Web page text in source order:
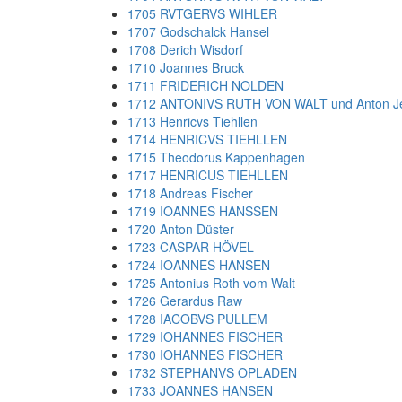
1705 RVTGERVS WIHLER
1707 Godschalck Hansel
1708 Derich Wisdorf
1710 Joannes Bruck
1711 FRIDERICH NOLDEN
1712 ANTONIVS RUTH VON WALT und Anton
1713 Henricvs Tiehllen
1714 HENRICVS TIEHLLEN
1715 Theodorus Kappenhagen
1717 HENRICUS TIEHLLEN
1718 Andreas Fischer
1719 IOANNES HANSSEN
1720 Anton Düster
1723 CASPAR HÖVEL
1724 IOANNES HANSEN
1725 Antonius Roth vom Walt
1726 Gerardus Raw
1728 IACOBVS PULLEM
1729 IOHANNES FISCHER
1730 IOHANNES FISCHER
1732 STEPHANVS OPLADEN
1733 JOANNES HANSEN